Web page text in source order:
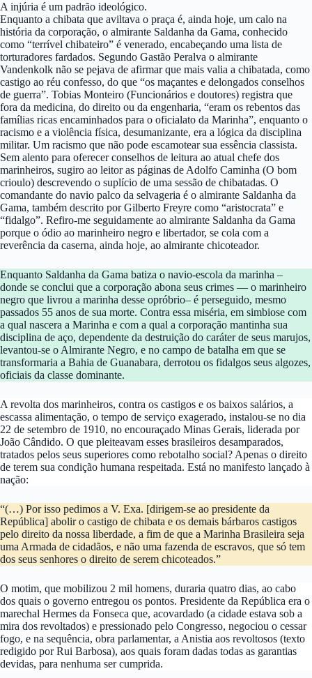
A injúria é um padrão ideológico.
Enquanto a chibata que aviltava o praça é, ainda hoje, um calo na
história da corporação, o almirante Saldanha da Gama, conhecido
como “terrível chibateiro” é venerado, encabeçando uma lista de
torturadores fardados. Segundo Gastão Peralva o almirante
Vandenkolk não se pejava de afirmar que mais valia a chibatada, como
castigo ao réu confesso, do que “os maçantes e delongados conselhos
de guerra”. Tobias Monteiro (Funcionários e doutores) registra que
fora da medicina, do direito ou da engenharia, “eram os rebentos das
famílias ricas encaminhados para o oficialato da Marinha”, enquanto o
racismo e a violência física, desumanizante, era a lógica da disciplina
militar. Um racismo que não pode escamotear sua essência classista.
Sem alento para oferecer conselhos de leitura ao atual chefe dos
marinheiros, sugiro ao leitor as páginas de Adolfo Caminha (O bom
crioulo) descrevendo o suplício de uma sessão de chibatadas. O
comandante do navio palco da selvageria é o almirante Saldanha da
Gama, também descrito por Gilberto Freyre como “aristocrata” e
“fidalgo”. Refiro-me seguidamente ao almirante Saldanha da Gama
porque o ódio ao marinheiro negro e libertador, se cola com a
reverência da caserna, ainda hoje, ao almirante chicoteador.
Enquanto Saldanha da Gama batiza o navio-escola da marinha –
donde se conclui que a corporação abona seus crimes — o marinheiro
negro que livrou a marinha desse opróbrio– é perseguido, mesmo
passados 55 anos de sua morte. Contra essa miséria, em simbiose com
a qual nascera a Marinha e com a qual a corporação mantinha sua
disciplina de aço, dependente da destruição do caráter de seus marujos,
levantou-se o Almirante Negro, e no campo de batalha em que se
transformaria a Bahia de Guanabara, derrotou os fidalgos seus algozes,
oficiais da classe dominante.
A revolta dos marinheiros, contra os castigos e os baixos salários, a
escassa alimentação, o tempo de serviço exagerado, instalou-se no dia
22 de setembro de 1910, no encouraçado Minas Gerais, liderada por
João Cândido. O que pleiteavam esses brasileiros desamparados,
tratados pelos seus superiores como rebotalho social? Apenas o direito
de terem sua condição humana respeitada. Está no manifesto lançado à
nação:
“(…) Por isso pedimos a V. Exa. [dirigem-se ao presidente da
República] abolir o castigo de chibata e os demais bárbaros castigos
pelo direito da nossa liberdade, a fim de que a Marinha Brasileira seja
uma Armada de cidadãos, e não uma fazenda de escravos, que só tem
dos seus senhores o direito de serem chicoteados.”
O motim, que mobilizou 2 mil homens, duraria quatro dias, ao cabo
dos quais o governo entregou os pontos. Presidente da República era o
marechal Hermes da Fonseca que, acovardado (a cidade estava sob a
mira dos revoltados) e pressionado pelo Congresso, negociou o cessar
fogo, e na sequência, obra parlamentar, a Anistia aos revoltosos (texto
redigido por Rui Barbosa), aos quais foram dadas todas as garantias
devidas, para nenhuma ser cumprida.